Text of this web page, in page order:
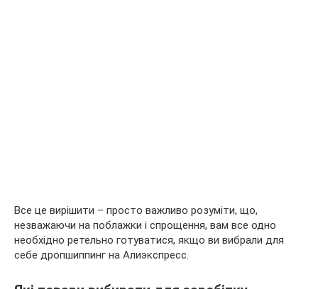
Все це вирішити – просто важливо розуміти, що,
незважаючи на поблажки і спрощення, вам все одно
необхідно ретельно готуватися, якщо ви вибрали для
себе дропшиппинг на Алиэкспресс.